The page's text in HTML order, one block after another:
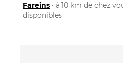
Fareins • à 10 km de chez
disponibles